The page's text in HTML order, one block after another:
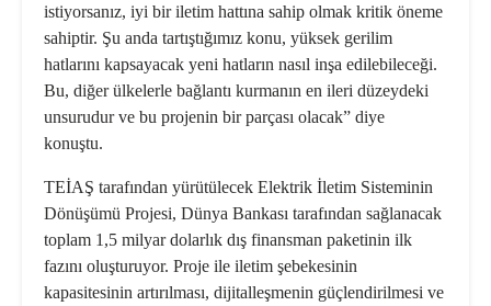
istiyorsanız, iyi bir iletim hattına sahip olmak kritik öneme
sahiptir. Şu anda tartıştığımız konu, yüksek gerilim
hatlarını kapsayacak yeni hatların nasıl inşa edilebileceği.
Bu, diğer ülkelerle bağlantı kurmanın en ileri düzeydeki
unsurudur ve bu projenin bir parçası olacak” diye
konuştu.
TEİAŞ tarafından yürütülecek Elektrik İletim Sisteminin
Dönüşümü Projesi, Dünya Bankası tarafından sağlanacak
toplam 1,5 milyar dolarlık dış finansman paketinin ilk
fazını oluşturuyor. Proje ile iletim şebekesinin
kapasitesinin artırılması, dijitalleşmenin güçlendirilmesi ve